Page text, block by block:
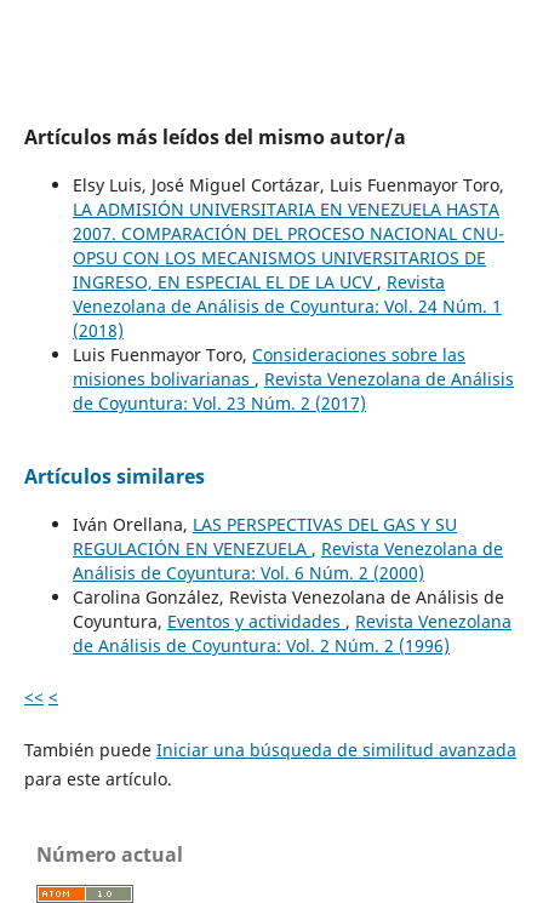
Artículos más leídos del mismo autor/a
Elsy Luis, José Miguel Cortázar, Luis Fuenmayor Toro,
LA ADMISIÓN UNIVERSITARIA EN VENEZUELA HASTA
2007. COMPARACIÓN DEL PROCESO NACIONAL CNU-
OPSU CON LOS MECANISMOS UNIVERSITARIOS DE
INGRESO, EN ESPECIAL EL DE LA UCV , Revista
Venezolana de Análisis de Coyuntura: Vol. 24 Núm. 1
(2018)
Luis Fuenmayor Toro, Consideraciones sobre las
misiones bolivarianas , Revista Venezolana de Análisis
de Coyuntura: Vol. 23 Núm. 2 (2017)
Artículos similares
Iván Orellana, LAS PERSPECTIVAS DEL GAS Y SU
REGULACIÓN EN VENEZUELA , Revista Venezolana de
Análisis de Coyuntura: Vol. 6 Núm. 2 (2000)
Carolina González, Revista Venezolana de Análisis de
Coyuntura, Eventos y actividades , Revista Venezolana
de Análisis de Coyuntura: Vol. 2 Núm. 2 (1996)
<< <
También puede Iniciar una búsqueda de similitud avanzada
para este artículo.
Número actual